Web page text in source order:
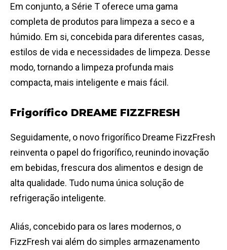
Em conjunto, a Série T oferece uma gama
completa de produtos para limpeza a seco e a
húmido. Em si, concebida para diferentes casas,
estilos de vida e necessidades de limpeza. Desse
modo, tornando a limpeza profunda mais
compacta, mais inteligente e mais fácil.
Frigorífico DREAME FIZZFRESH
Seguidamente, o novo frigorífico Dreame FizzFresh
reinventa o papel do frigorífico, reunindo inovação
em bebidas, frescura dos alimentos e design de
alta qualidade. Tudo numa única solução de
refrigeração inteligente.
Aliás, concebido para os lares modernos, o
FizzFresh vai além do simples armazenamento